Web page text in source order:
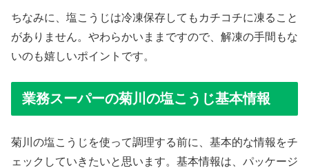
ちなみに、塩こうじは冷凍保存してもカチコチに凍ること
がありません。やわらかいままですので、解凍の手間もな
いのも嬉しいポイントです。
業務スーパーの菊川の塩こうじ基本情報
菊川の塩こうじを使って調理する前に、基本的な情報をチ
ェックしていきたいと思います。基本情報は、パッケージ